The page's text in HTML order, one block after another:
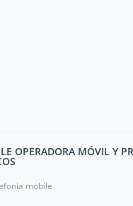
OPERADORA MÓVIL Y
mobile